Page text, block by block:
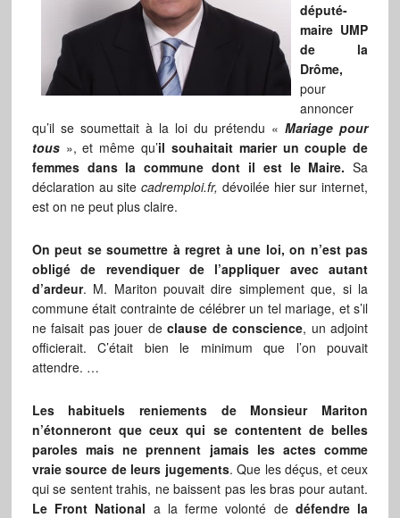
député-
maire UMP
de la
Drôme,
pour
annoncer
qu’il se soumettait à la loi du prétendu «Mariage pour
tous», et même qu’il souhaitait marier un couple de
femmes dans la commune dont il est le Maire. Sa
déclaration au sitecadremploi.fr, dévoilée hier sur internet,
est on ne peut plus claire.
On peut se soumettre à regret à une loi, on n’est pas
obligé de revendiquer de l’appliquer avec autant
d’ardeur. M. Mariton pouvait dire simplement que, si la
commune était contrainte de célébrer un tel mariage, et s’il
ne faisait pas jouer declause de conscience, un adjoint
officierait. C’était bien le minimum que l’on pouvait
attendre. …
Les habituels reniements de Monsieur Mariton
n’étonneront que ceux qui se contentent de belles
paroles mais ne prennent jamais les actes comme
vraie source de leurs jugements. Que les déçus, et ceux
qui se sentent trahis, ne baissent pas les bras pour autant.
Le Front National a la ferme volonté dedéfendre la